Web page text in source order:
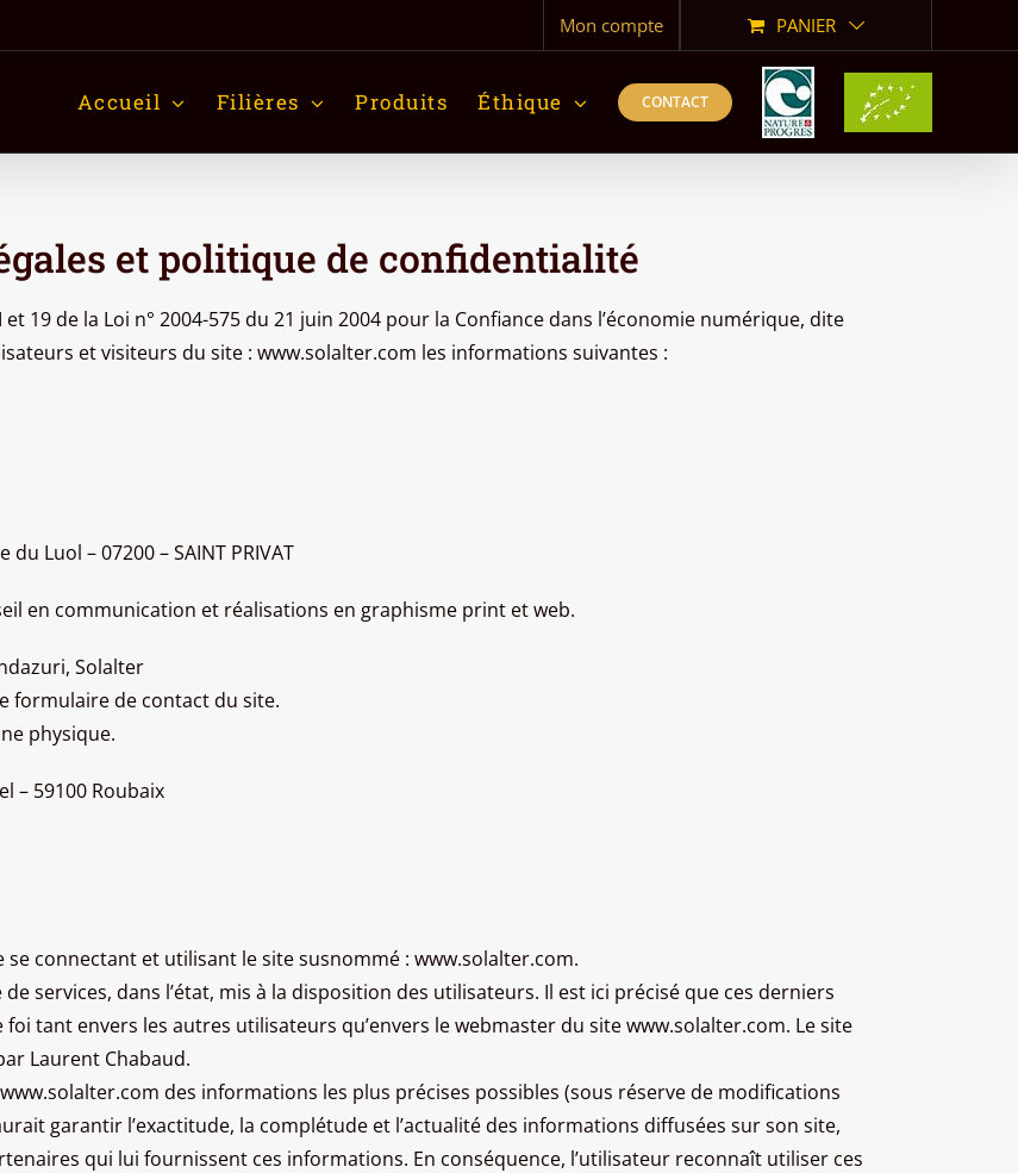
Mon compte PANIER
Accueil Filières Produits Éthique CONTACT
et politique de confidentialité
19 de la Loi n° 2004-575 du 21 juin 2004 pour la Confiance dans l’économie numérique, dite
et visiteurs du site : www.solalter.com les informations suivantes :
Luol – 07200 – SAINT PRIVAT
en communication et réalisations en graphisme print et web.
Solalter
formulaire de contact du site.
physique.
– 59100 Roubaix
connectant et utilisant le site susnommé : www.solalter.com.
services, dans l’état, mis à la disposition des utilisateurs. Il est ici précisé que ces derniers
tant envers les autres utilisateurs qu’envers le webmaster du site www.solalter.com. Le site
Laurent Chabaud.
des informations les plus précises possibles (sous réserve de modifications
garantir l’exactitude, la complétude et l’actualité des informations diffusées sur son site,
qui lui fournissent ces informations. En conséquence, l’utilisateur reconnaît utiliser ces